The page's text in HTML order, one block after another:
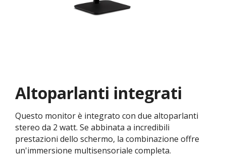
Altoparlanti integrati
Questo monitor è integrato con due altoparlanti
stereo da 2 watt. Se abbinata a incredibili
prestazioni dello schermo, la combinazione offre
un'immersione multisensoriale completa.